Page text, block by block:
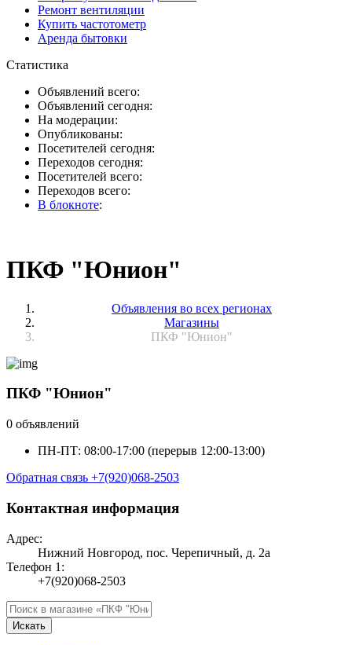
Ремонт вентиляции
Купить частотометр
Аренда бытовки
Статистика
Объявлений всего:
Объявлений сегодня:
На модерации:
Опубликованы:
Посетителей сегодня:
Переходов сегодня:
Посетителей всего:
Переходов всего:
В блокноте:
ПКФ "Юнион"
Объявления во всех регионах
Магазины
ПКФ "Юнион"
ПКФ "Юнион"
0 объявлений
ПН-ПТ: 08:00-17:00 (перерыв 12:00-13:00)
Обратная связь +7(920)068-2503
Контактная информация
Адрес:
Нижний Новгород, пос. Черепичный, д. 2а
Телефон 1:
+7(920)068-2503
Искать